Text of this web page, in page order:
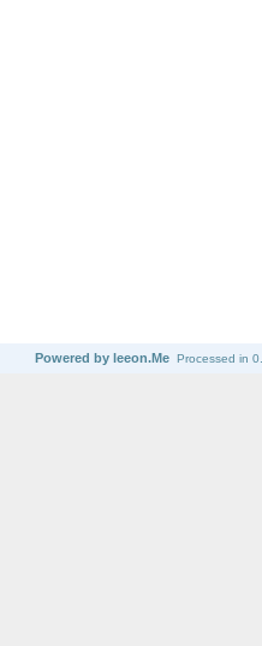
Powered by leeon.Me Processed in